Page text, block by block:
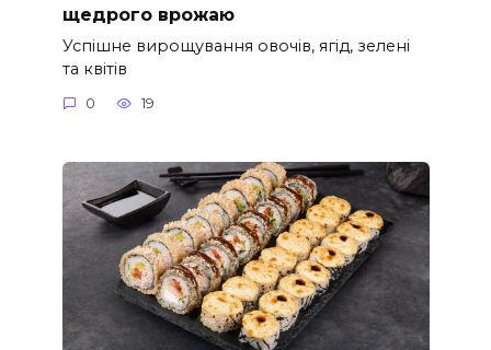
щедрого врожаю
Успішне вирощування овочів, ягід, зелені
та квітів
0 19